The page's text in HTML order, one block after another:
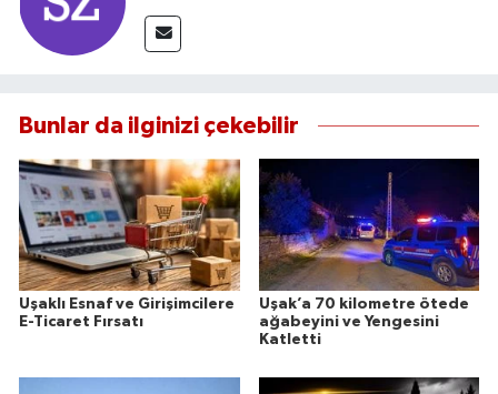
Bunlar da ilginizi çekebilir
Uşaklı Esnaf ve Girişimcilere
E-Ticaret Fırsatı
Uşak’a 70 kilometre ötede
ağabeyini ve Yengesini
Katletti